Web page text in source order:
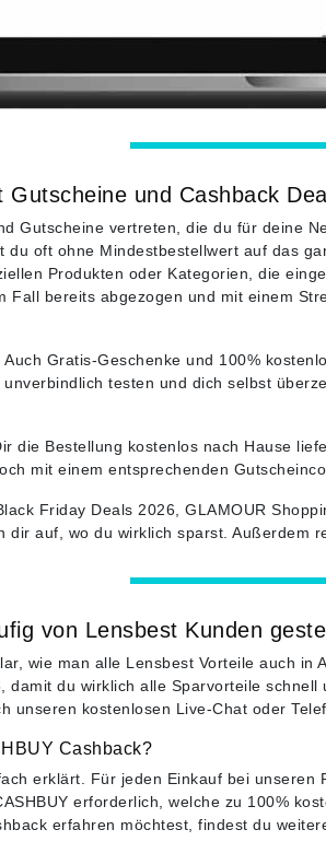
Gutscheine und Cashback
Gutscheine vertreten, die du für deine
du oft ohne Mindestbestellwert auf das
Produkten oder Kategorien, die
Fall bereits abgezogen und mit einem
Auch Gratis-Geschenke und 100%
testen und dich selbst
die Bestellung kostenlos nach Hause
mit einem entsprechenden
Friday Deals 2026, GLAMOUR
dir auf, wo du wirklich sparst. Außerdem
von Lensbest Kunden
wie man alle Lensbest Vorteile auch
damit du wirklich alle Sparvorteile
unseren kostenlosen Live-Chat oder
Cashback?
erklärt. Für jeden Einkauf bei
erforderlich, welche zu 100%
erfahren möchtest, findest du